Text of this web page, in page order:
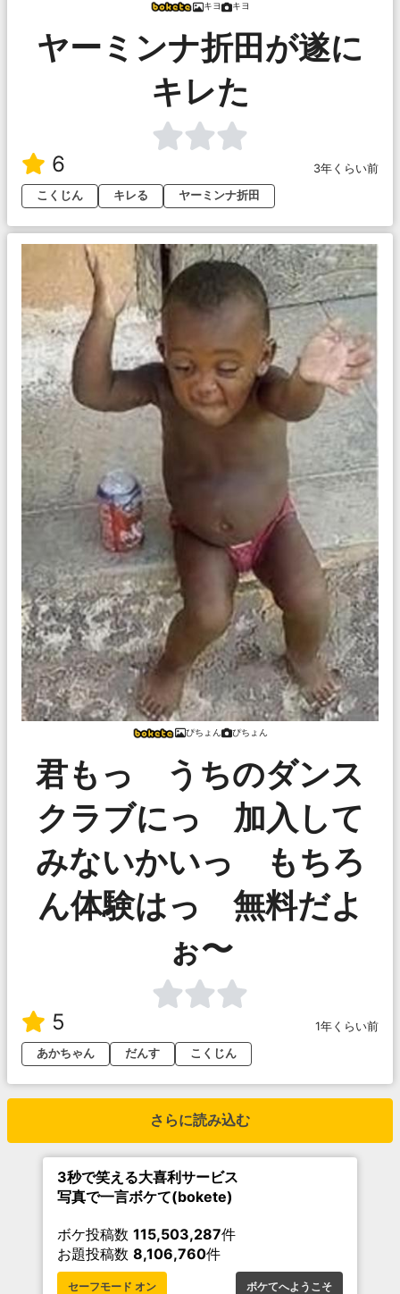
キヨ キヨ
ヤーミンナ折田が遂に
キレた
6
3年くらい前
こくじん
キレる ヤーミンナ折田
ぴちょん ぴちょん
君もっ うちのダンス
クラブにっ 加入して
みないかいっ もちろ
ん体験はっ 無料だよ
ぉ〜
5
1年くらい前
あかちゃん
だんす こくじん
さらに読み込む
3秒で笑える大喜利サービス
写真で一言ボケて(bokete)
ボケ投稿数 115,503,287件
お題投稿数 8,106,760件
セーフモード オン ボケてへようこそ